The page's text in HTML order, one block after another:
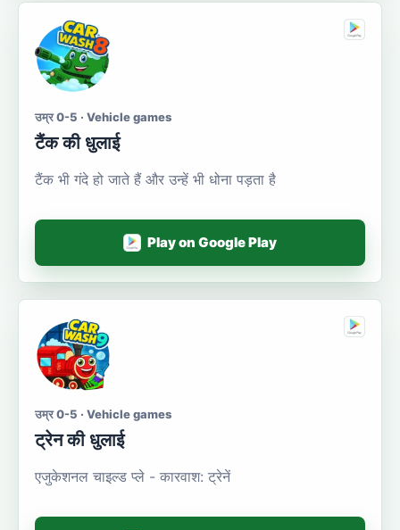
उम्र 0-5 · Vehicle games
टैंक की धुलाई
टैंक भी गंदे हो जाते हैं और उन्हें भी धोना पड़ता है
Play on Google Play
उम्र 0-5 · Vehicle games
ट्रेन की धुलाई
एजुकेशनल चाइल्ड प्ले - कारवाश: ट्रेनें